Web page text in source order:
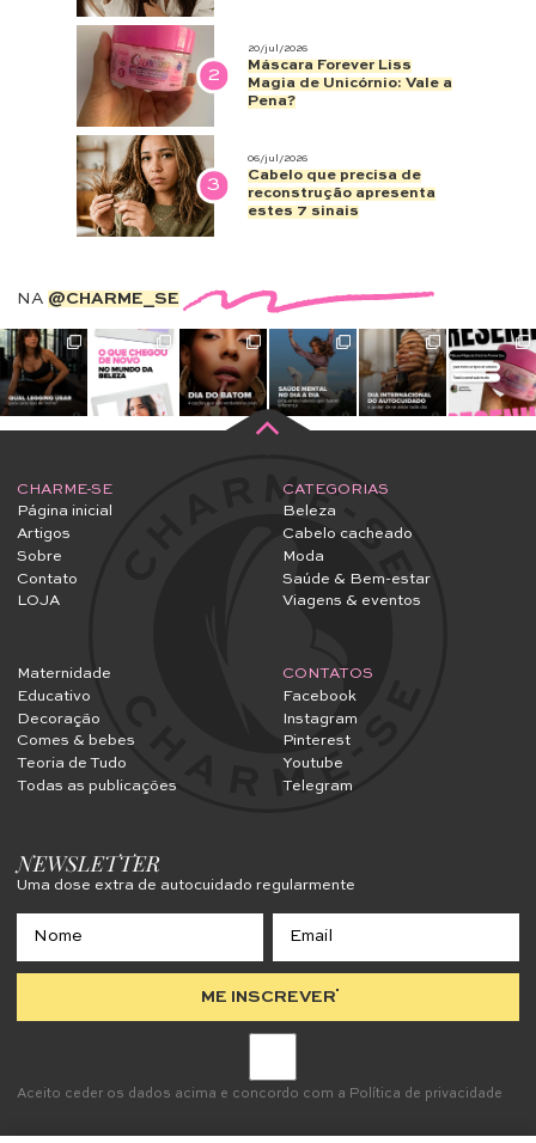
2
20/jul/2026
Máscara Forever Liss
Magia de Unicórnio: Vale a
Pena?
3
06/jul/2026
Cabelo que precisa de
reconstrução apresenta
estes 7 sinais
NA @CHARME_SE
CHARME-SE
Página inicial
Artigos
Sobre
Contato
LOJA
CATEGORIAS
Beleza
Cabelo cacheado
Moda
Saúde & Bem-estar
Viagens & eventos
Maternidade
Educativo
Decoração
Comes & bebes
Teoria de Tudo
Todas as publicações
CONTATOS
Facebook
Instagram
Pinterest
Youtube
Telegram
NEWSLETTER
Uma dose extra de autocuidado regularmente
ME INSCREVER
Aceito ceder os dados acima e concordo com a Política de privacidade